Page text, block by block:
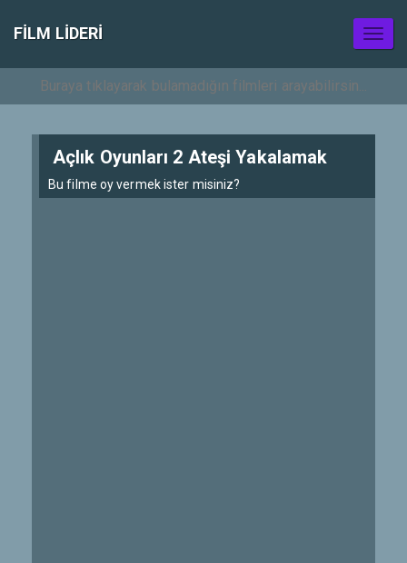
FILM LIDERI
Açlık Oyunları 2 Ateşi Yakalamak
Bu filme oy vermek ister misiniz?